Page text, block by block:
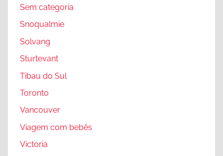
Sem categoria
Snoqualmie
Solvang
Sturtevant
Tibau do Sul
Toronto
Vancouver
Viagem com bebês
Victoria